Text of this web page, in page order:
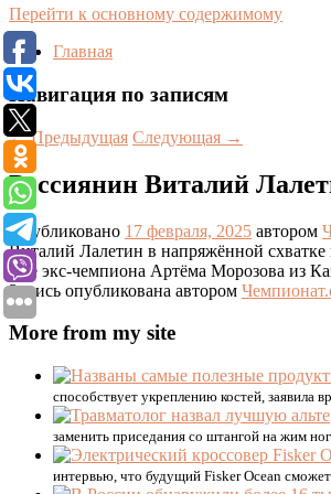
Перейти к основному содержимому
Главная
Навигация по записям
←Предыдущая Следующая →
Россиянин Виталий
Опубликовано 17 февраля, 2025 автором
Виталий Лалетин в напряжённой
уже экс-чемпиона Артёма Морозова из
Запись опубликована автором
More from my site
способствует укреплению костей,
заменить приседания со штангой на жим
интервью, что будущий Fisker Ocean